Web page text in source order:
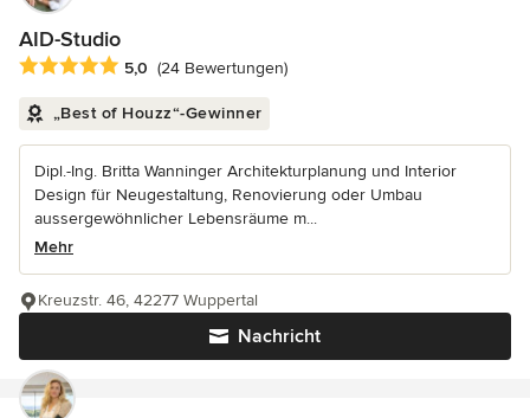
AID-Studio
Durchschnittliche Bewertung: 5 von 5 Sternen
5,0 (24 Bewertungen)
„Best of Houzz“-Gewinner
Dipl.-Ing. Britta Wanninger Architekturplanung und Interior
Design für Neugestaltung, Renovierung oder Umbau
aussergewöhnlicher Lebensräume m...
Mehr
Nachricht
Kreuzstr. 46, 42277 Wuppertal